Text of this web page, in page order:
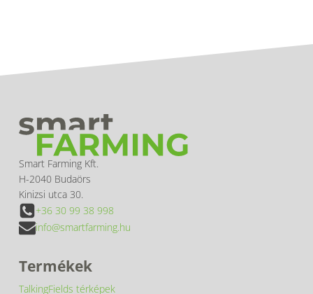
Smart Farming Kft.
H-2040 Budaörs
Kinizsi utca 30.
+36 30 99 38 998
info@smartfarming.hu
Termékek
TalkingFields térképek